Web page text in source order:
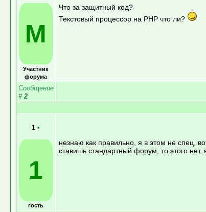
M
Участник
форума
Что за защитный код?
Текстовый процессор на PHP что ли?
Сообщение
# 2
1 •
1
гость
незнаю как правильно, я в этом не спец,
ставишь стандартный форум, то этого нет,